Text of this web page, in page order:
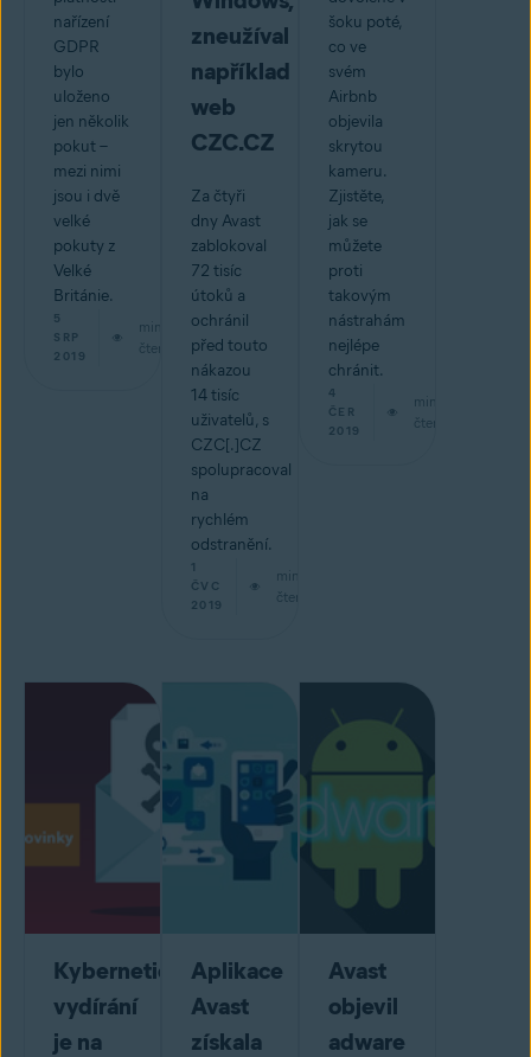
nařízení
GDPR
bylo
uloženo
jen několik
pokut –
mezi nimi
jsou i dvě
velké
pokuty z
Velké
Británie.
5
SRP
2019
min
čtení
zneužíval
například
web
CZC.CZ
Za čtyři
dny Avast
zablokoval
72 tisíc
útoků a
ochránil
před touto
nákazou
14 tisíc
uživatelů, s
CZC[.]CZ
spolupracoval
na
rychlém
odstranění.
1
ČVC
2019
min
čtení
šoku poté,
co ve
svém
Airbnb
objevila
skrytou
kameru.
Zjistěte,
jak se
můžete
proti
takovým
nástrahám
nejlépe
chránit.
4
ČER
2019
min
čtení
Kybernetické
vydírání
je na
Aplikace
Avast
získala
Avast
objevil
adware